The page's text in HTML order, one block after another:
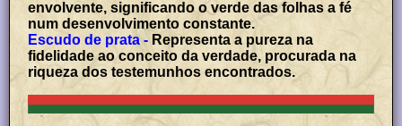
envolvente, significando o verde das folhas a fé
num desenvolvimento constante.
Escudo de prata - Representa a pureza na
fidelidade ao conceito da verdade, procurada na
riqueza dos testemunhos encontrados.